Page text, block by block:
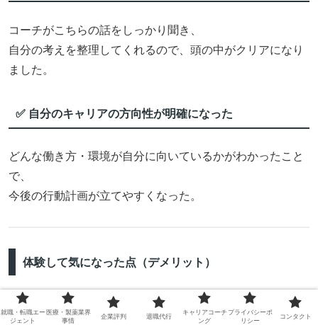
コーチがこちらの話をしっかり聞き、
自分の考えを整理してくれるので、頭の中がクリアになり
ました。
✅ 自分のキャリアの方向性が明確になった
どんな働き方・環境が自分に向いているかがわかったこと
で、
今後の行動計画が立てやすくなった。
体験して気になった点（デメリット）
⚠️ 有料セッションが必要
就職・転職エー
ジェント
医療・製薬業界
事情
企業評判 退職代行
キャリアコーチ
ング
プライバシーポ
リシー
コンタクト